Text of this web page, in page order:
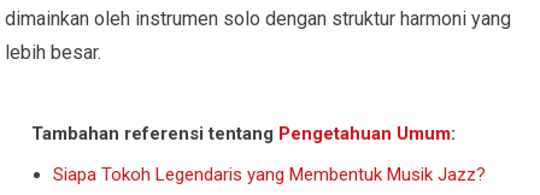
dimainkan oleh instrumen solo dengan struktur harmoni yang
lebih besar.
Tambahan referensi tentang Pengetahuan Umum:
Siapa Tokoh Legendaris yang Membentuk Musik Jazz?